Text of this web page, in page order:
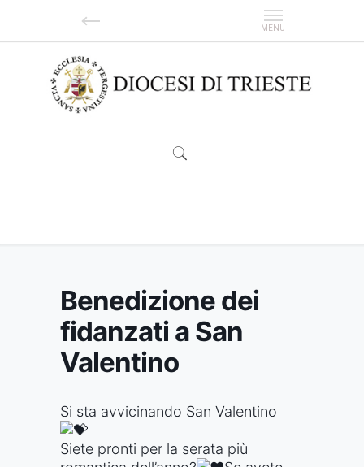
Benedizione dei
fidanzati a San
Valentino
Si sta avvicinando San Valentino
Siete pronti per la serata più